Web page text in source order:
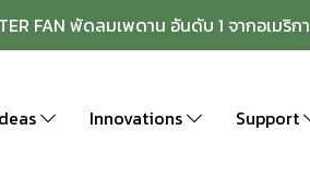
FAN พัดลมเพดาน อันดับ 1 จากอเมริกา
Innovations Support